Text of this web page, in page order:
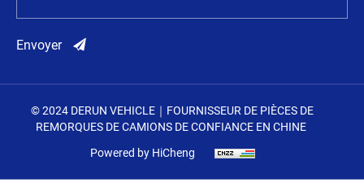
Envoyer
© 2024 DERUN VEHICLE｜FOURNISSEUR DE PIÈCES DE
REMORQUES DE CAMIONS DE CONFIANCE EN CHINE
Powered by HiCheng